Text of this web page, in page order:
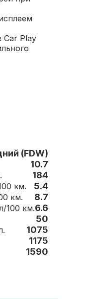
Play
(FDW)
10.7
184
км. 5.4
км. 8.7
100 км.6.6
50
отделения, л. 1075
1175
1590